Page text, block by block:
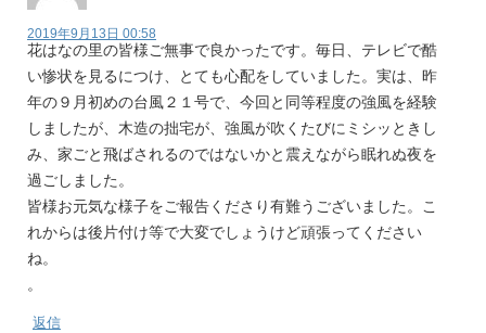
2019年9月13日 00:58
花はなの里の皆様ご無事で良かったです。毎日、テレビで酷
い惨状を見るにつけ、とても心配をしていました。実は、昨
年の９月初めの台風２１号で、今回と同等程度の強風を経験
しましたが、木造の拙宅が、強風が吹くたびにミシッときし
み、家ごと飛ばされるのではないかと震えながら眠れぬ夜を
過ごしました。
皆様お元気な様子をご報告くださり有難うございました。こ
れからは後片付け等で大変でしょうけど頑張ってください
ね。
。
返信